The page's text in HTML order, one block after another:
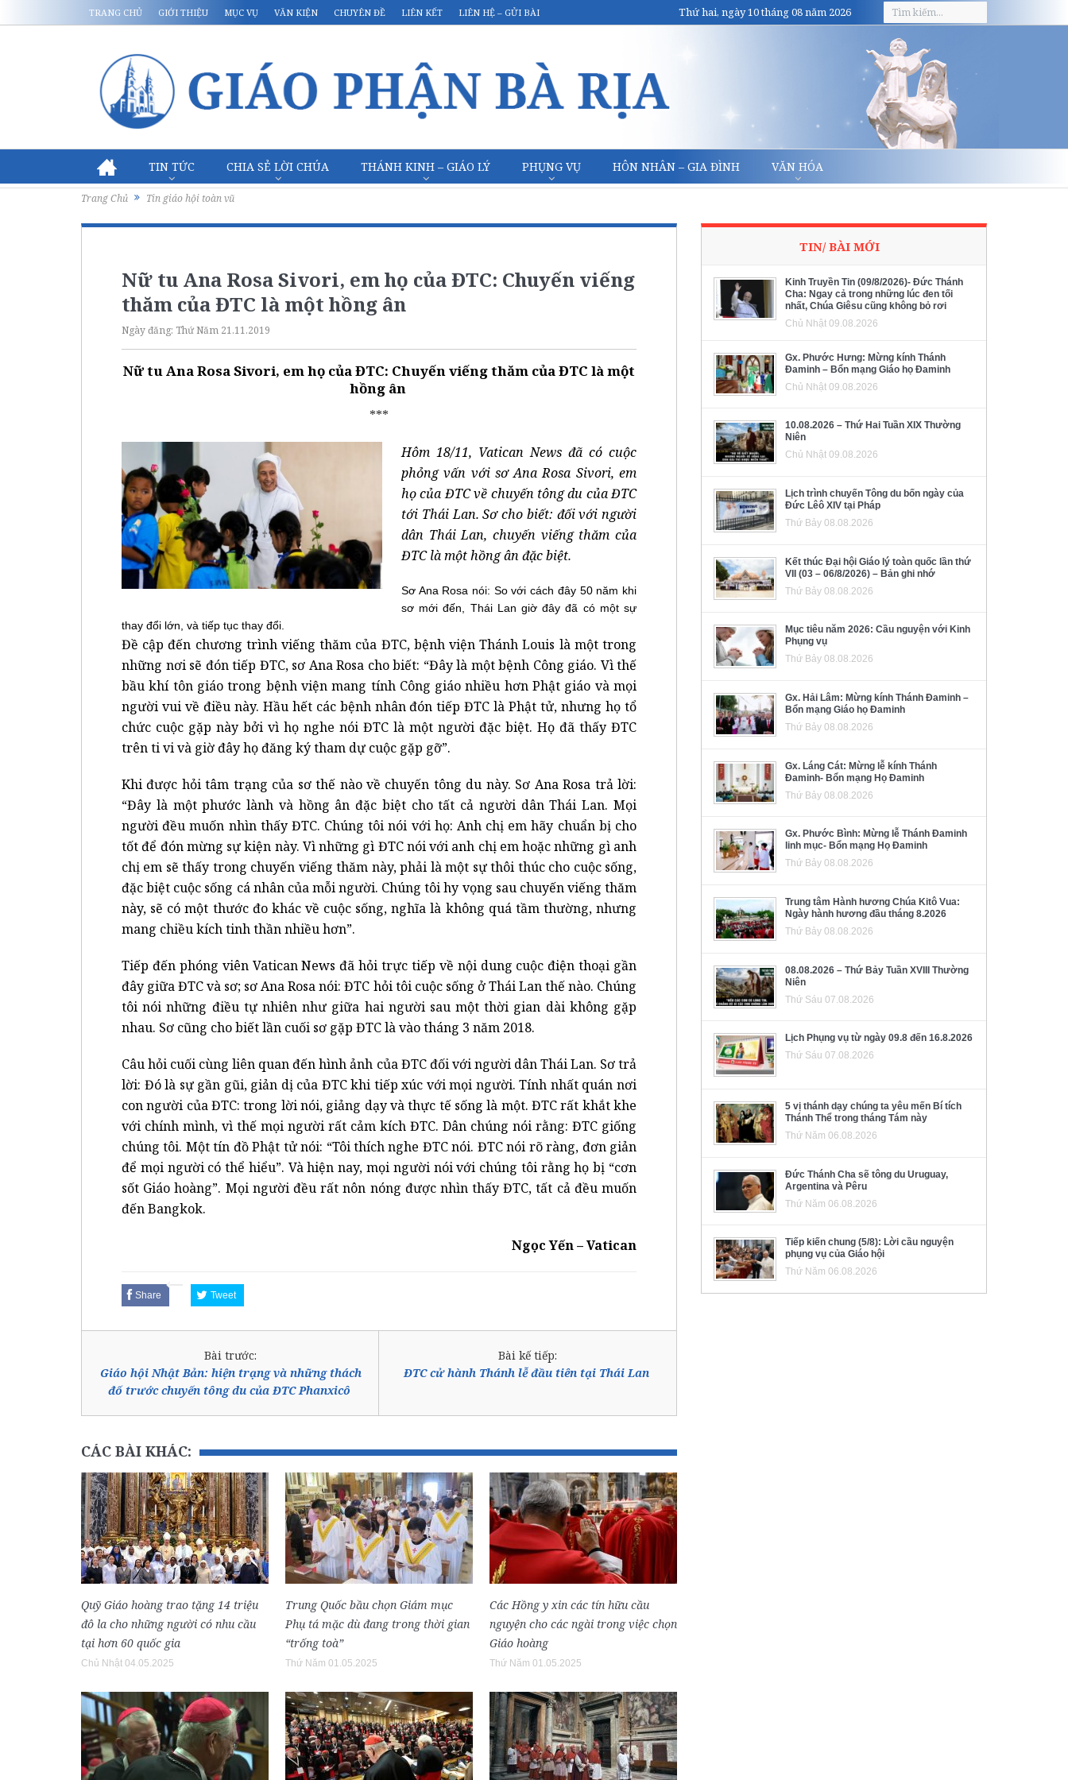
TRANG CHỦ GIỚI THIỆU MỤC VỤ VĂN KIỆN CHUYÊN ĐỀ LIÊN KẾT LIÊN HỆ – GỬI BÀI Thứ hai, ngày 10 tháng 08 năm 2026
TIN TỨC CHIA SẺ LỜI CHÚA THÁNH KINH – GIÁO LÝ PHỤNG VỤ HÔN NHÂN – GIA ĐÌNH VĂN HÓA
Trang Chủ Tin giáo hội toàn vũ
Nữ tu Ana Rosa Sivori, em họ của ĐTC: Chuyến viếng
thăm của ĐTC là một hồng ân
Ngày đăng: Thứ Năm 21.11.2019
Nữ tu Ana Rosa Sivori, em họ của ĐTC: Chuyến viếng thăm của ĐTC là một
hồng ân
***
Hôm 18/11, Vatican News đã có cuộc
phỏng vấn với sơ Ana Rosa Sivori, em
họ của ĐTC về chuyến tông du của ĐTC
tới Thái Lan. Sơ cho biết: đối với người
dân Thái Lan, chuyến viếng thăm của
ĐTC là một hồng ân đặc biệt.
Sơ Ana Rosa nói: So với cách đây 50 năm khi
sơ mới đến, Thái Lan giờ đây đã có một sự
thay đổi lớn, và tiếp tục thay đổi.
Đề cập đến chương trình viếng thăm của ĐTC, bệnh viện Thánh Louis là một trong
những nơi sẽ đón tiếp ĐTC, sơ Ana Rosa cho biết: “Đây là một bệnh Công giáo. Vì thế
bầu khí tôn giáo trong bệnh viện mang tính Công giáo nhiều hơn Phật giáo và mọi
người vui về điều này. Hầu hết các bệnh nhân đón tiếp ĐTC là Phật tử, nhưng họ tổ
chức cuộc gặp này bởi vì họ nghe nói ĐTC là một người đặc biệt. Họ đã thấy ĐTC
trên ti vi và giờ đây họ đăng ký tham dự cuộc gặp gỡ”.
Khi được hỏi tâm trạng của sơ thế nào về chuyến tông du này. Sơ Ana Rosa trả lời:
“Đây là một phước lành và hồng ân đặc biệt cho tất cả người dân Thái Lan. Mọi
người đều muốn nhìn thấy ĐTC. Chúng tôi nói với họ: Anh chị em hãy chuẩn bị cho
tốt để đón mừng sự kiện này. Vì những gì ĐTC nói với anh chị em hoặc những gì anh
chị em sẽ thấy trong chuyến viếng thăm này, phải là một sự thôi thúc cho cuộc sống,
đặc biệt cuộc sống cá nhân của mỗi người. Chúng tôi hy vọng sau chuyến viếng thăm
này, sẽ có một thước đo khác về cuộc sống, nghĩa là không quá tầm thường, nhưng
mang chiều kích tinh thần nhiều hơn”.
Tiếp đến phóng viên Vatican News đã hỏi trực tiếp về nội dung cuộc điện thoại gần
đây giữa ĐTC và sơ; sơ Ana Rosa nói: ĐTC hỏi tôi cuộc sống ở Thái Lan thế nào. Chúng
tôi nói những điều tự nhiên như giữa hai người sau một thời gian dài không gặp
nhau. Sơ cũng cho biết lần cuối sơ gặp ĐTC là vào tháng 3 năm 2018.
Câu hỏi cuối cùng liên quan đến hình ảnh của ĐTC đối với người dân Thái Lan. Sơ trả
lời: Đó là sự gần gũi, giản dị của ĐTC khi tiếp xúc với mọi người. Tính nhất quán nơi
con người của ĐTC: trong lời nói, giảng dạy và thực tế sống là một. ĐTC rất khắt khe
với chính mình, vì thế mọi người rất cảm kích ĐTC. Dân chúng nói rằng: ĐTC giống
chúng tôi. Một tín đồ Phật tử nói: “Tôi thích nghe ĐTC nói. ĐTC nói rõ ràng, đơn giản
để mọi người có thể hiểu”. Và hiện nay, mọi người nói với chúng tôi rằng họ bị “cơn
sốt Giáo hoàng”. Mọi người đều rất nôn nóng được nhìn thấy ĐTC, tất cả đều muốn
đến Bangkok.
Ngọc Yến – Vatican
Share Tweet
Bài trước:
Giáo hội Nhật Bản: hiện trạng và những thách
đố trước chuyến tông du của ĐTC Phanxicô
Bài kế tiếp:
ĐTC cử hành Thánh lễ đầu tiên tại Thái Lan
CÁC BÀI KHÁC:
Quỹ Giáo hoàng trao tặng 14 triệu
đô la cho những người có nhu cầu
tại hơn 60 quốc gia
Chủ Nhật 04.05.2025
Trung Quốc bầu chọn Giám mục
Phụ tá mặc dù đang trong thời gian
“trống toà”
Thứ Năm 01.05.2025
Các Hồng y xin các tín hữu cầu
nguyện cho các ngài trong việc chọn
Giáo hoàng
Thứ Năm 01.05.2025
TIN/ BÀI MỚI
Kinh Truyền Tin (09/8/2026)- Đức Thánh
Cha: Ngay cả trong những lúc đen tối
nhất, Chúa Giêsu cũng không bỏ rơi
Chủ Nhật 09.08.2026
Gx. Phước Hưng: Mừng kính Thánh
Đaminh – Bổn mạng Giáo họ Đaminh
Chủ Nhật 09.08.2026
10.08.2026 – Thứ Hai Tuần XIX Thường
Niên
Chủ Nhật 09.08.2026
Lịch trình chuyến Tông du bốn ngày của
Đức Lêô XIV tại Pháp
Thứ Bảy 08.08.2026
Kết thúc Đại hội Giáo lý toàn quốc lần thứ
VII (03 – 06/8/2026) – Bản ghi nhớ
Thứ Bảy 08.08.2026
Mục tiêu năm 2026: Cầu nguyện với Kinh
Phụng vụ
Thứ Bảy 08.08.2026
Gx. Hải Lâm: Mừng kính Thánh Đaminh –
Bổn mạng Giáo họ Đaminh
Thứ Bảy 08.08.2026
Gx. Láng Cát: Mừng lễ kính Thánh
Đaminh- Bổn mạng Họ Đaminh
Thứ Bảy 08.08.2026
Gx. Phước Bình: Mừng lễ Thánh Đaminh
linh mục- Bổn mạng Họ Đaminh
Thứ Bảy 08.08.2026
Trung tâm Hành hương Chúa Kitô Vua:
Ngày hành hương đầu tháng 8.2026
Thứ Bảy 08.08.2026
08.08.2026 – Thứ Bảy Tuần XVIII Thường
Niên
Thứ Sáu 07.08.2026
Lịch Phụng vụ từ ngày 09.8 đến 16.8.2026
Thứ Sáu 07.08.2026
5 vị thánh dạy chúng ta yêu mến Bí tích
Thánh Thể trong tháng Tám này
Thứ Năm 06.08.2026
Đức Thánh Cha sẽ tông du Uruguay,
Argentina và Pêru
Thứ Năm 06.08.2026
Tiếp kiến chung (5/8): Lời cầu nguyện
phụng vụ của Giáo hội
Thứ Năm 06.08.2026